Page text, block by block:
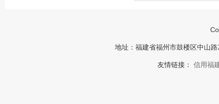
地址：福建省福州市鼓楼区中山
友情链接： 信用福